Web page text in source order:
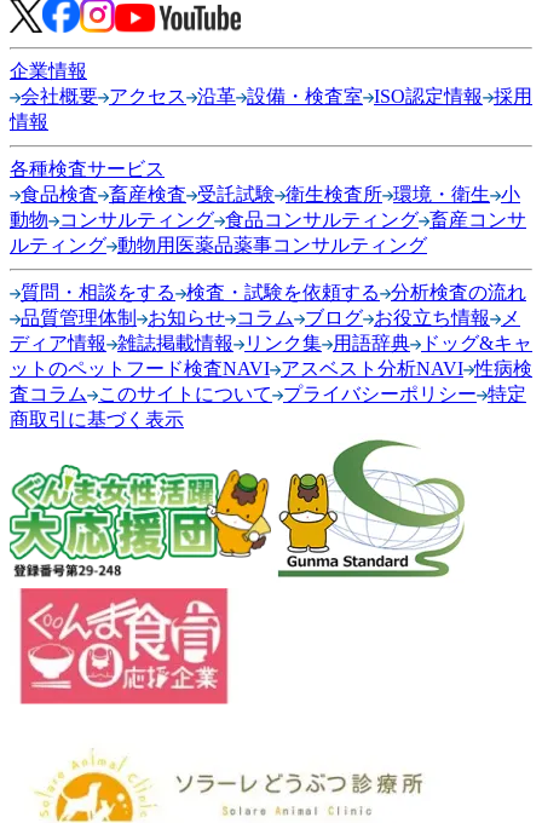
企業情報
会社概要 アクセス 沿革 設備・検査室 ISO認定情報
採用
情報
各種検査サービス
食品検査 畜産検査 受託試験 衛生検査所 環境・衛生 小
動物
コンサルティング 食品コンサルティング 畜産コンサ
ルティング 動物用医薬品薬事コンサルティング
質問・相談をする 検査・試験を依頼する
分析検査の流れ
品質管理体制
お知らせ コラム ブログ お役立ち情報
メ
ディア情報
雑誌掲載情報 リンク集 用語辞典
ドッグ&キャ
ットのペットフード検査NAVI アスベスト分析NAVI 性病検
査コラム
このサイトについて プライバシーポリシー 特定
商取引に基づく表示